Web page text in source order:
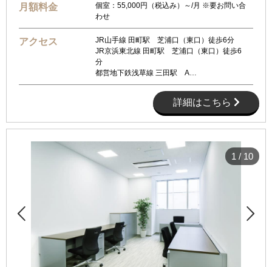
月額料金
個室：55,000円（税込み）～/月 ※要お問い合
わせ
アクセス
JR山手線 田町駅 芝浦口（東口）徒歩6分
JR京浜東北線 田町駅 芝浦口（東口）徒歩6
分
都営地下鉄浅草線 三田駅 A…
詳細はこちら
 
1 / 10